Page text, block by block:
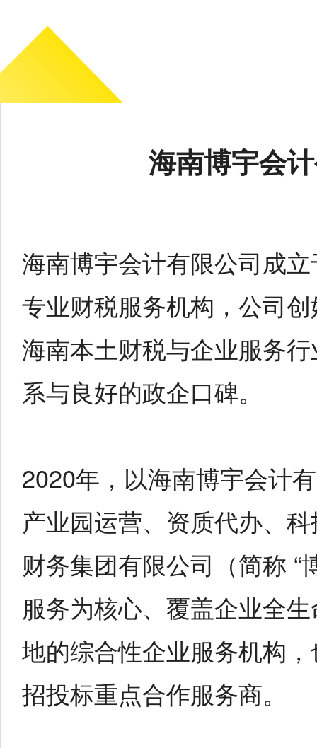
海南博宇会
海南博宇会计有限公司成
专业财税服务机构，公司
海南本土财税与企业服务
系与良好的政企口碑。
2020年，以海南博宇会计
产业园运营、资质代办、
财务集团有限公司（简称
服务为核心、覆盖企业全
地的综合性企业服务机构
招投标重点合作服务商。